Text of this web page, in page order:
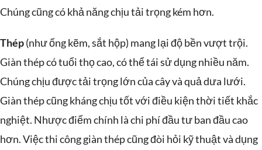
Chúng cũng có khả năng chịu tải trọng kém hơn.
Thép(như ống kẽm, sắt hộp) mang lại độ bền vượt trội.
Giàn thép có tuổi thọ cao, có thể tái sử dụng nhiều năm.
Chúng chịu được tải trọng lớn của cây và quả dưa lưới.
Giàn thép cũng kháng chịu tốt với điều kiện thời tiết khắc
nghiệt. Nhược điểm chính là chi phí đầu tư ban đầu cao
hơn. Việc thi công giàn thép cũng đòi hỏi kỹ thuật và dụng